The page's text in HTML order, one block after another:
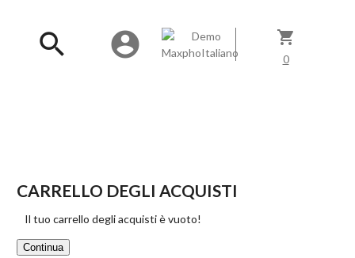
shopping_cart
0
account_circle
search
CARRELLO DEGLI ACQUISTI
Il tuo carrello degli acquisti è vuoto!
Continua